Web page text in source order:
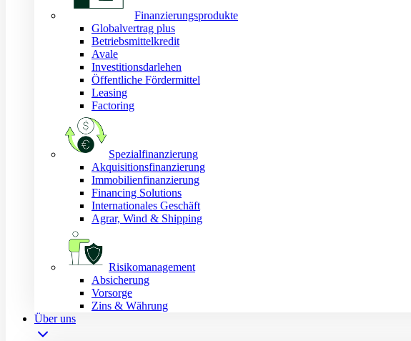
Finanzierungsprodukte
Globalvertrag plus
Betriebsmittelkredit
Avale
Investitionsdarlehen
Öffentliche Fördermittel
Leasing
Factoring
Spezialfinanzierung
Akquisitionsfinanzierung
Immobilienfinanzierung
Financing Solutions
Internationales Geschäft
Agrar, Wind & Shipping
Risikomanagement
Absicherung
Vorsorge
Zins & Währung
Über uns